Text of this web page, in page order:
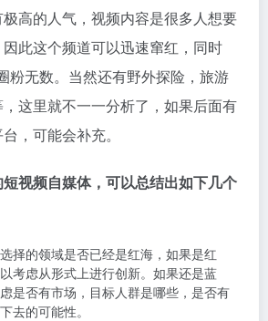
高的人气，视频内容是很多人想要
此这个频道可以迅速窜红，同时
粉无数。当然还有野外探险，旅游
这里就不一一分析了，如果后面有
，可能会补充。
视频自媒体，可以总结出如下几个
择的领域是否已经是红海，如果是红
考虑从形式上进行创新。如果还是蓝
是否有市场，目标人群是哪些，是否有
去的可能性。